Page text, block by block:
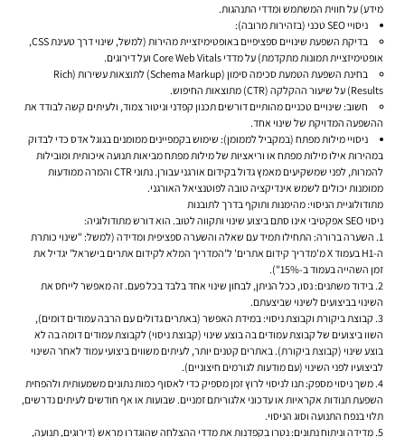
מידע) על חווית המשתמש ומדדי התנהגות.
ניסויי SEO טכני (בזהירות מרובה):
בדיקת השפעת שינויים ספציפיים באופטימיזציית מהירות (למשל, שינוי דרך טעינת CSS,
אופטימיזציית תמונות מתקדמת) על מדדי Core Web Vitals ועל דירוגים.
בחינת השפעת הטמעת סכימה סימון (Schema Markup) לתוצאות עשירות (Rich
Results) על שיעור ההקלקה (CTR) מתוצאות החיפוש.
חשוב: שינויים טכניים מהותיים דורשים תכנון קפדני וניטור צמוד, ולעיתים קשה לבודד את
ההשפעה המדויקת של שינוי אחד.
ניסויי מילות מפתח (במקביל לממומן): שימוש בקמפיינים ממומנים בגוגל אדס כדי לבדוק
במהירות אילו מילות מפתח או וריאציות של מילות מפתח מביאות תנועה איכותית ומובילות
להמרות, לפני שמשקיעים מאמץ גדול בקידום אורגני עבורן. נתוני CTR והמרה ממודעות
ממומנות יכולים לשמש אינדיקציה טובה לפוטנציאל האורגני.
מתודולוגיית הניסוי: מהימנות ותוקף בדרך לתובנות
ניסוי SEO אפקטיבי אינו סתם ביצוע שינוי ותקווה לטוב. הוא דורש מתודולוגיה:
השערה ברורה: התחילו תמיד עם שאלה והשערה ספציפית ומדידה (למשל: "שינוי כותרת
ה-H1 בעמוד X מ'מדריך קידום אתרים' ל'המדריך המלא לקידום אתרים בישראל' יגדיל את
זמן השהייה בעמוד ב-15%").
בידוד משתנים:נסו, ככל הניתן, לבחון שינוי אחד בלבד בכל פעם. זה מאפשר לייחס את
השינוי בביצועים לשינוי שביצעתם.
קבוצת ביקורת וקבוצת ניסוי: במידת האפשר (באתרים גדולים עם הרבה עמודים דומים),
השוו ביצועים של קבוצת עמודים בה בוצע שינוי (קבוצת ניסוי) לקבוצת עמודים דומה בה לא
בוצע שינוי (קבוצת ביקורת). באתרים קטנים יותר, לעיתים משווים ביצועי עמודלאחר השינוי
לביצועיולפני השינוי (עם מודעות לגורמים חיצוניים).
משך ניסוי מספק:תנו לניסוי לרוץ זמן מספיק כדי לאסוף כמות נתונים משמעותית ולהפחית
השפעת תנודות אקראיות או עדכוני אלגוריתם זמניים. שבועות או אף חודשים לעיתים נדרשים,
תלוי בנפח התנועה וסוג הניסוי.
מדידה וניתוח נתונים:נטרו בקפדנות את מדדי ההצלחה שהוגדרו מראש (דירוגים, תנועה,